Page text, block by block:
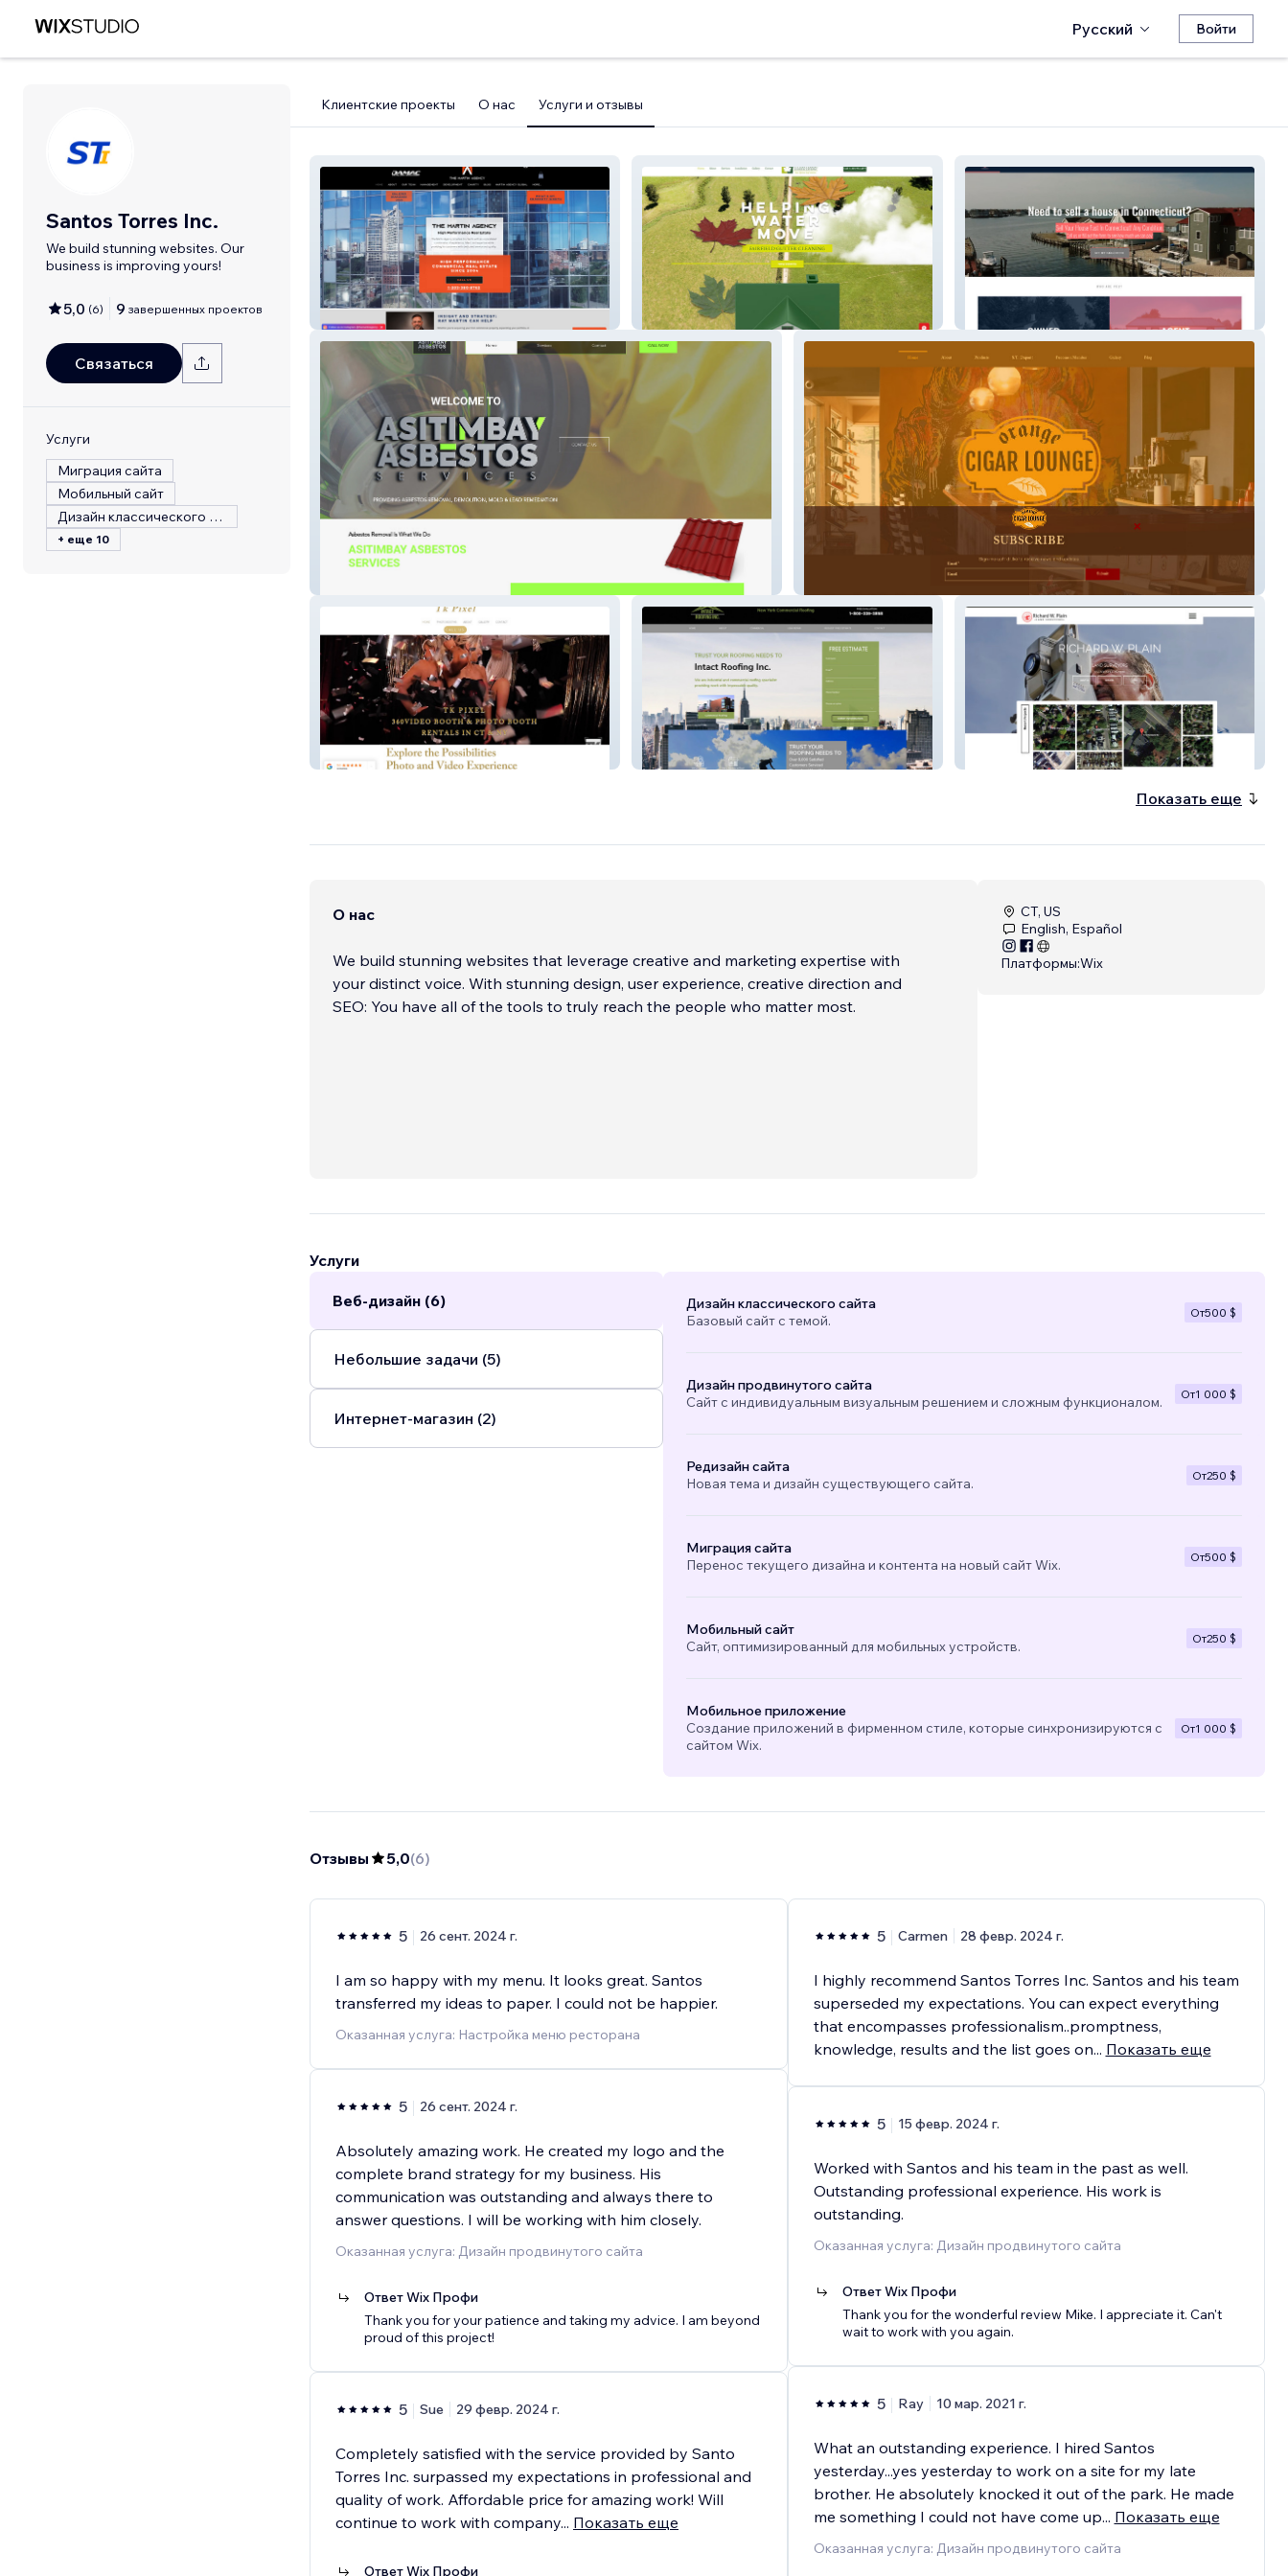
Русский Войти
Santos Torres Inc.
We build stunning websites. Our
business is improving yours!
5,0 (6) 9 завершенных проектов
Связаться
Услуги
Миграция сайта
Мобильный сайт
Дизайн классического сайта
+ еще 10
Клиентские проекты О нас Услуги и отзывы
The Martin Agency Fairfield Gutter Quick Closing Homes
Intact Roofing Inc. Richard Plain
Показать еще
О нас
We build stunning websites that leverage creative and marketing expertise with
your distinct voice. With stunning design, user experience, creative direction and
SEO: You have all of the tools to truly reach the people who matter most.
CT, US
English, Español
Платформы:Wix
Услуги
Веб-дизайн (6)
Небольшие задачи (5)
Интернет-магазин (2)
Дизайн классического сайта
Базовый сайт с темой.
От500 $
Дизайн продвинутого сайта
Сайт с индивидуальным визуальным решением и сложным функционалом.
От1 000 $
Редизайн сайта
Новая тема и дизайн существующего сайта.
От250 $
Миграция сайта
Перенос текущего дизайна и контента на новый сайт Wix.
От500 $
Мобильный сайт
Сайт, оптимизированный для мобильных устройств.
От250 $
Мобильное приложение
Создание приложений в фирменном стиле, которые синхронизируются с
сайтом Wix.
От1 000 $
Отзывы 5,0(6)
5 26 сент. 2024 г.
I am so happy with my menu. It looks great. Santos
transferred my ideas to paper. I could not be happier.
Оказанная услуга: Настройка меню ресторана
5 26 сент. 2024 г.
Absolutely amazing work. He created my logo and the
complete brand strategy for my business. His
communication was outstanding and always there to
answer questions. I will be working with him closely.
Оказанная услуга: Дизайн продвинутого сайта
Ответ Wix Профи
Thank you for your patience and taking my advice. I am beyond
proud of this project!
5 Sue 29 февр. 2024 г.
Completely satisfied with the service provided by Santo
Torres Inc. surpassed my expectations in professional and
quality of work. Affordable price for amazing work! Will
continue to work with company... Показать еще
Ответ Wix Профи
5 Carmen 28 февр. 2024 г.
I highly recommend Santos Torres Inc. Santos and his team
superseded my expectations. You can expect everything
that encompasses professionalism..promptness,
knowledge, results and the list goes on... Показать еще
5 15 февр. 2024 г.
Worked with Santos and his team in the past as well.
Outstanding professional experience. His work is
outstanding.
Оказанная услуга: Дизайн продвинутого сайта
Ответ Wix Профи
Thank you for the wonderful review Mike. I appreciate it. Can't
wait to work with you again.
5 Ray 10 мар. 2021 г.
What an outstanding experience. I hired Santos
yesterday...yes yesterday to work on a site for my late
brother. He absolutely knocked it out of the park. He made
me something I could not have come up... Показать еще
Оказанная услуга: Дизайн продвинутого сайта